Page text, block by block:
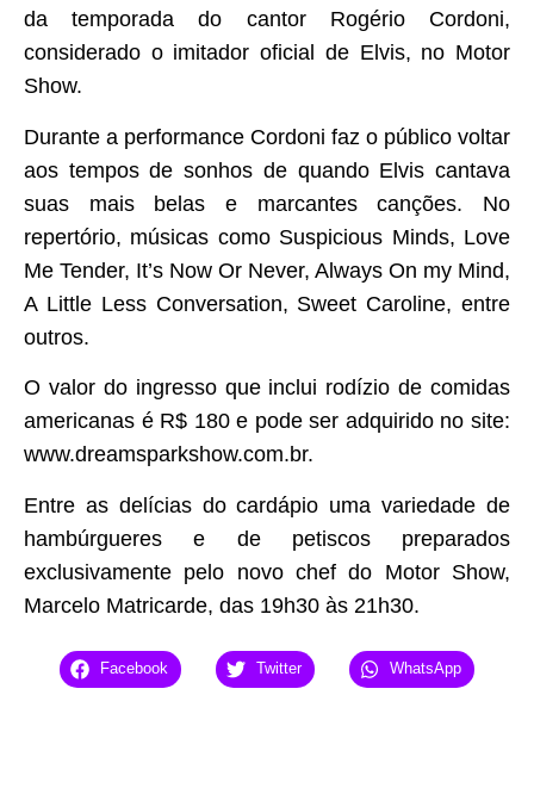
da temporada do cantor Rogério Cordoni,
considerado o imitador oficial de Elvis, no Motor
Show.
Durante a performance Cordoni faz o público voltar
aos tempos de sonhos de quando Elvis cantava
suas mais belas e marcantes canções. No
repertório, músicas como Suspicious Minds, Love
Me Tender, It’s Now Or Never, Always On my Mind,
A Little Less Conversation, Sweet Caroline, entre
outros.
O valor do ingresso que inclui rodízio de comidas
americanas é R$ 180 e pode ser adquirido no site:
www.dreamsparkshow.com.br.
Entre as delícias do cardápio uma variedade de
hambúrgueres e de petiscos preparados
exclusivamente pelo novo chef do Motor Show,
Marcelo Matricarde, das 19h30 às 21h30.
Facebook Twitter WhatsApp